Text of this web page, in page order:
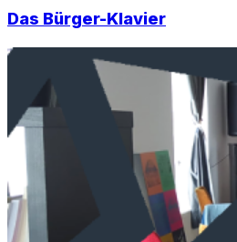
Das Bürger-Klavier